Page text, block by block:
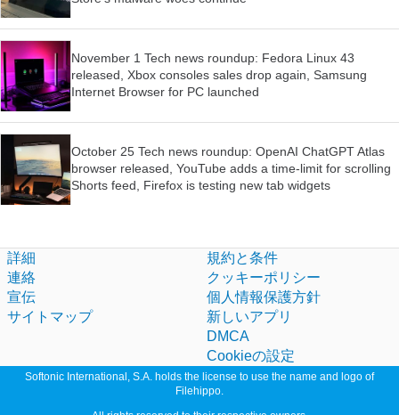
November 1 Tech news roundup: Fedora Linux 43
released, Xbox consoles sales drop again, Samsung
Internet Browser for PC launched
October 25 Tech news roundup: OpenAI ChatGPT Atlas
browser released, YouTube adds a time-limit for scrolling
Shorts feed, Firefox is testing new tab widgets
詳細
連絡
宣伝
サイトマップ
規約と条件
クッキーポリシー
個人情報保護方針
新しいアプリ
DMCA
Cookieの設定
Softonic International, S.A. holds the license to use the name and logo of
Filehippo.